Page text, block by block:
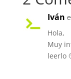
Iván
Hola,
Muy
leerlo